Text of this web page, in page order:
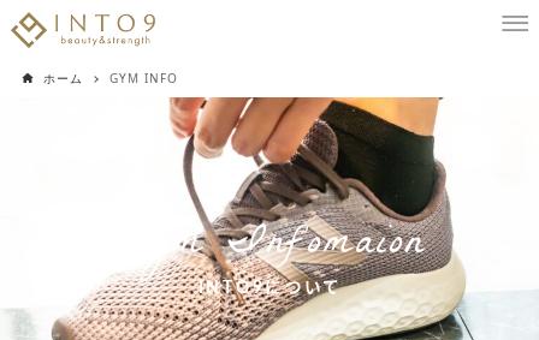
ホーム GYM INFO
Gym Infomaion
INTO9について